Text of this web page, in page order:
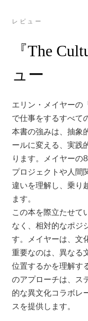
レビュー
『The
ュー
エリン・メイヤーの
で仕事をするすべて
本書の強みは、抽象
ールに変える、実践
ります。メイヤーの
プロジェクトや人間
違いを理解し、乗り
ます。
この本を際立たせて
なく、相対的なポジ
す。メイヤーは、文
重要なのは、異なる
位置するかを理解す
のアプローチは、ス
的な異文化コラボレ
スを提供します。